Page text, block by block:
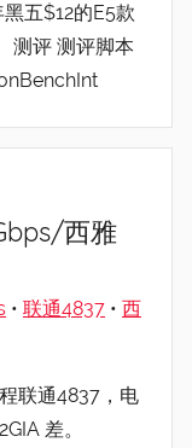
五$12的E5款
测评 测评脚本
西雅
• 联通4837 • 西
联通4837，电
差。